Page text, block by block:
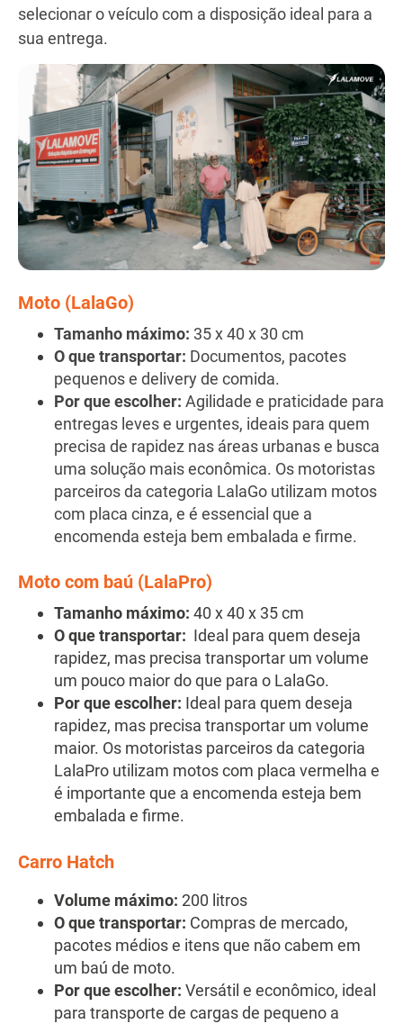
selecionar o veículo com a disposição ideal para a
sua entrega.
Moto (LalaGo)
Tamanho máximo: 35 x 40 x 30 cm
O que transportar: Documentos, pacotes
pequenos e delivery de comida.
Por que escolher: Agilidade e praticidade para
entregas leves e urgentes, ideais para quem
precisa de rapidez nas áreas urbanas e busca
uma solução mais econômica. Os motoristas
parceiros da categoria LalaGo utilizam motos
com placa cinza, e é essencial que a
encomenda esteja bem embalada e firme.
Moto com baú (LalaPro)
Tamanho máximo: 40 x 40 x 35 cm
O que transportar: Ideal para quem deseja
rapidez, mas precisa transportar um volume
um pouco maior do que para o LalaGo.
Por que escolher: Ideal para quem deseja
rapidez, mas precisa transportar um volume
maior. Os motoristas parceiros da categoria
LalaPro utilizam motos com placa vermelha e
é importante que a encomenda esteja bem
embalada e firme.
Carro Hatch
Volume máximo: 200 litros
O que transportar: Compras de mercado,
pacotes médios e itens que não cabem em
um baú de moto.
Por que escolher: Versátil e econômico, ideal
para transporte de cargas de pequeno a